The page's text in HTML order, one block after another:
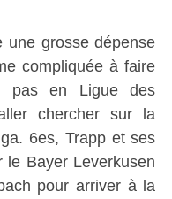
une grosse dépense
compliquée à faire
pas en Ligue des
chercher sur la
6es, Trapp et ses
le Bayer Leverkusen
pour arriver à la